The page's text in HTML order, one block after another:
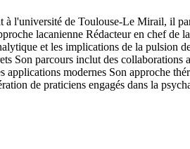
l'université de Toulouse-Le Mirail, il
lacanienne Rédacteur en chef de
et les implications de la pulsion
Son parcours inclut des collaborations
modernes Son approche
de praticiens engagés dans la